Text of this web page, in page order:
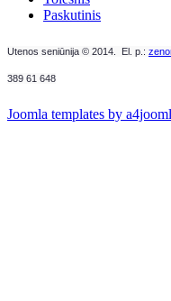
Paskutinis
Utenos seniūnija © 2014. El. p.:
389 61 648
Joomla templates by